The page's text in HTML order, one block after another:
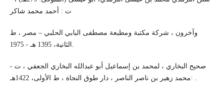
ت : أحمد محمد شاكر
وآخرون ، شركة مكتبة ومطبعة مصطفى البابي الحلبي – مصر ، ط
الثانية، 1395 هـ - 1975.
- صحيح البخاري ، لمحمد بن إسماعيل أبو عبدالله البخاري الجعفي ، ت
:محمد زهير بن ناصر الناصر ، دار طوق النجاة ، ط الأولى، 1422هـ .